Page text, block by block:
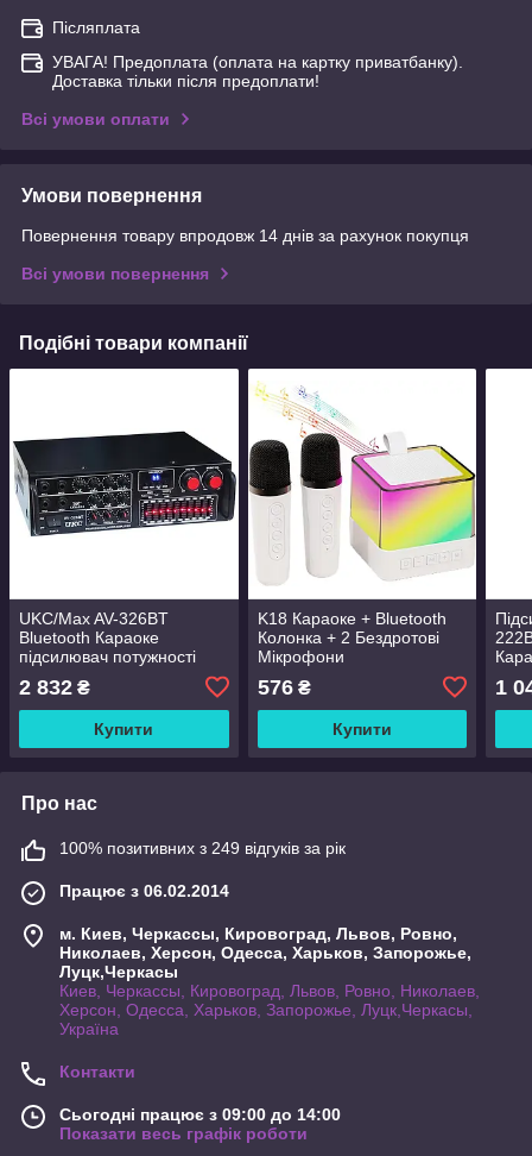
Післяплата
УВАГА! Предоплата (оплата на картку приватбанку).
Доставка тільки після предоплати!
Всі умови оплати
Умови повернення
Повернення товару впродовж 14 днів за рахунок покупця
Всі умови повернення
Подібні товари компанії
UKC/Max AV-326BT
Bluetooth Караоке
підсилювач потужності
2 832 ₴
Купити
K18 Караоке + Bluetooth
Колонка + 2 Бездротові
Мікрофони
576₴
Купити
1
Про нас
100% позитивних з 249 відгуків за рік
Працює з 06.02.2014
м. Киев, Черкассы, Кировоград, Львов, Ровно,
Николаев, Херсон, Одесса, Харьков, Запорожье,
Луцк,Черкасы
Киев, Черкассы, Кировоград, Львов, Ровно, Николаев,
Херсон, Одесса, Харьков, Запорожье, Луцк,Черкасы,
Україна
Контакти
Сьогодні працює з 09:00 до 14:00
Показати весь графік роботи